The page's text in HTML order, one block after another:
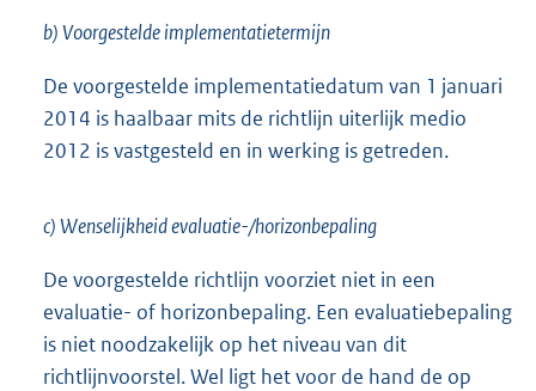
b) Voorgestelde implementatietermijn
De voorgestelde implementatiedatum van 1 januari
2014 is haalbaar mits de richtlijn uiterlijk medio
2012 is vastgesteld en in werking is getreden.
c) Wenselijkheid evaluatie-/horizonbepaling
De voorgestelde richtlijn voorziet niet in een
evaluatie- of horizonbepaling. Een evaluatiebepaling
is niet noodzakelijk op het niveau van dit
richtlijnvoorstel. Wel ligt het voor de hand de op